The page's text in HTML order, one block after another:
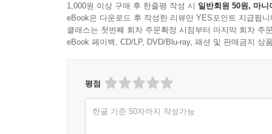
1,000원 이상 구매 후 한줄평 작성 시 일반회원 50원, 마니
eBook은 다운로드 후 작성한 리뷰만 YES포인트 지급됩니
클래스는 첫번째 회차 주문확정 시점부터 마지막 회차 주
eBook 페이백, CD/LP, DVD/Blu-ray, 패션 및 판매금지 상
평점
한글 기준 50자까지 작성가능